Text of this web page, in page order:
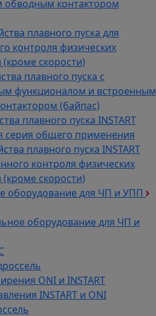
обводным контактором
плавного пуска для
контроля физических
скорости)
плавного пуска с
функционалом и встроенным
(байпас)
плавного пуска INSTART
серия общего применения
плавного пуска INSTART
контроля физических
скорости)
оборудование для ЧП и УПП
оборудование для ЧП и
ONI и INSTART
INSTART и ONI